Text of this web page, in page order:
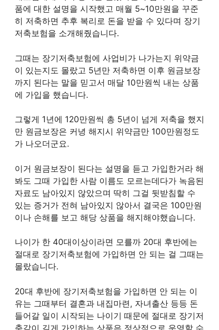
품에 대한 설명을 시작했고 매월 5~10만원을 꾸준
히 저축하면 추후 복리로 돈을 받을 수 있다며 장기
저축보험을 소개해줬습니다.
그때는 장기저축보험에 사업비가 나가는지 위약금
이 있는지도 몰랐고 5년만 저축하면 이후 원금보장
까지 된다는 말을 믿고서 매달 10만원씩 내는 상품
에 가입을 했습니다.
그렇게 1년에 120만원씩 총 5년이 넘게 저축을 했지
만 원금보장은 커녕 해지시 위약금만 100만원정도
가 나오더군요.
이거 원금보장이 된다는 설명을 듣고 가입한거라 해
봐도 그때 가입한 사람 이름도 모르는데다가 녹음된
자료도 남아있지 않았으며 딱히 그걸 뒷받침할 수
있는 증거가 전혀 남아있지 않아서 결국은 100만원
이나 손해를 보고 해당 상품을 해지해야했습니다.
나이가 한 40대이상이라면 모를까 20대 후반에는
절대로 장기저축보험에 가입하면 안 되는 걸 그때는
몰랐습니다.
20대 후반에 장기저축보험을 가입하면 안 되는 이
유는 그때부터 결혼과 내집마련, 자녀출산 등등 돈
들어갈 일이 시작되는 나이기 때문에 절대로 장기저
축같이 길게 가입하는 상품은 정상적으로 운영할 수